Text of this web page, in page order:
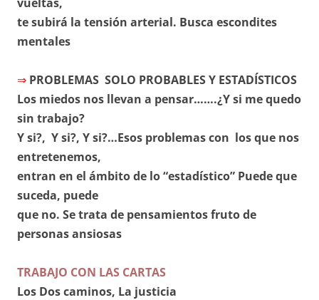
te subirá la tensión arterial. Busca escondites
mentales
⇒ PROBLEMAS SOLO PROBABLES Y ESTADÍSTICOS
Los miedos nos llevan a pensar…….¿Y si me quedo
sin trabajo?
Y si?, Y si?, Y si?…Esos problemas con los que nos
entretenemos,
entran en el ámbito de lo “estadístico” Puede que
suceda, puede
que no. Se trata de pensamientos fruto de
personas ansiosas
TRABAJO CON LAS CARTAS
Los Dos caminos, La justicia